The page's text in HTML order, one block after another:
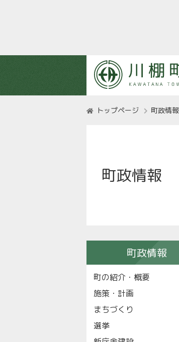
トップページ 町政情報
町政情報
町政情報
町の紹介・概要
施策・計画
まちづくり
選挙